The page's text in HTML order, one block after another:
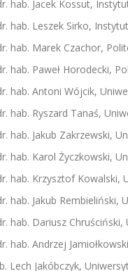
hab. Jacek Kossut,
hab. Leszek Sirko,
hab. Marek Czachor,
hab. Paweł Horodecki,
hab. Antoni Wójcik,
hab. Ryszard Tanaś,
hab. Jakub Zakrzewski,
hab. Karol Życzkowski,
hab. Krzysztof Kowalski,
hab. Jakub Rembieliński,
hab. Dariusz
hab. Andrzej
Lech Jakóbczyk,